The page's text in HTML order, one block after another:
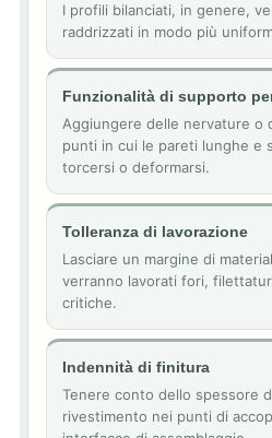
I profili bilanciati, in genere,
raddrizzati in modo più
Funzionalità di supporto
Aggiungere delle nervature o
punti in cui le pareti lunghe e
torcersi o deformarsi.
Tolleranza di lavorazione
Lasciare un margine di
verranno lavorati fori,
critiche.
Indennità di finitura
Tenere conto dello spessore
rivestimento nei punti di